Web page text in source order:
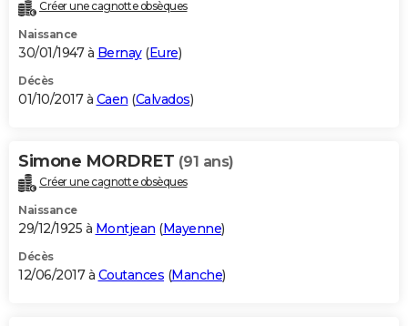
Créer une cagnotte obsèques
Naissance
30/01/1947 à Bernay(Eure)
Décès
01/10/2017 à Caen (Calvados)
Simone MORDRET (91 ans)
Créer une cagnotte obsèques
Naissance
29/12/1925 à Montjean (Mayenne)
Décès
12/06/2017 à Coutances (Manche)